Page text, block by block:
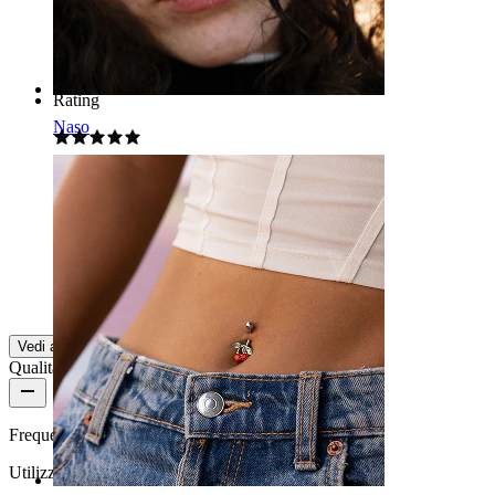
Naso
Bellissimo ????
Acquisto verificato
Rating
Carino
Come in foto! Davvero carino.
Acquisto verificato
Tradotto dall'IA
Vedi altro
Qualità del prodotto
Frequenza di utilizzo
Utilizzo quotidiano